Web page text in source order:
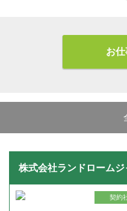
お
株式会社ランドロームジ
契約